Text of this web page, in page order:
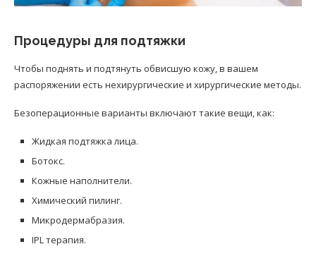
Процедуры для подтяжки
Чтобы поднять и подтянуть обвисшую кожу, в вашем
распоряжении есть нехирургические и хирургические методы.
Безоперационные варианты включают такие вещи, как:
Жидкая подтяжка лица.
Ботокс.
Кожные наполнители.
Химический пилинг.
Микродермабразия.
IPL терапия.